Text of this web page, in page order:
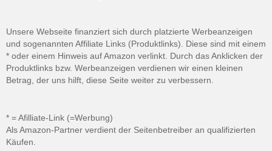
Unsere Webseite finanziert sich durch platzierte Werbeanzeigen
und sogenannten Affiliate Links (Produktlinks). Diese sind mit einem
* oder einem Hinweis auf Amazon verlinkt. Durch das Anklicken der
Produktlinks bzw. Werbeanzeigen verdienen wir einen kleinen
Betrag, der uns hilft, diese Seite weiter zu verbessern.
* = Afilliate-Link (=Werbung)
Als Amazon-Partner verdient der Seitenbetreiber an qualifizierten
Käufen.